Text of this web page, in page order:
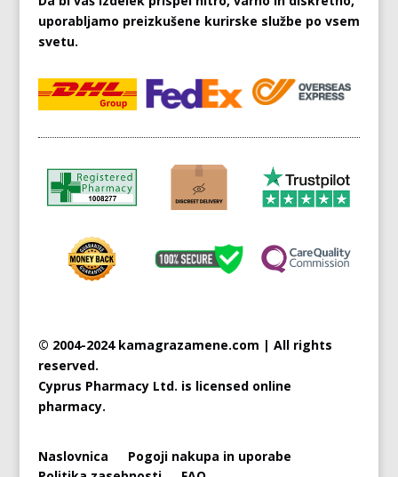
uporabljamo preizkušene kurirske službe po vsem
svetu.
© 2004-2024 kamagrazamene.com | All rights
reserved.
Cyprus Pharmacy Ltd. is licensed online
pharmacy.
Naslovnica
Pogoji nakupa in uporabe